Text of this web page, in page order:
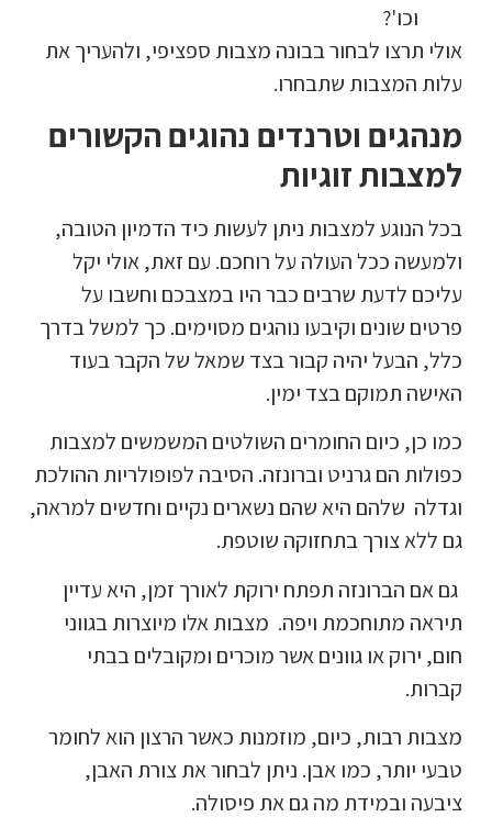
וכו'?
אולי תרצו לבחור בבונה מצבות ספציפי, ולהעריך את
עלות המצבות שתבחרו.
מנהגים וטרנדים נהוגים הקשורים
למצבות זוגיות
בכל הנוגע למצבות ניתן לעשות כיד הדמיון הטובה,
ולמעשה ככל העולה על רוחכם. עם זאת, אולי יקל
עליכם לדעת שרבים כבר היו במצבכם וחשבו על
פרטים שונים וקיבעו נוהגים מסוימים. כך למשל בדרך
כלל, הבעל יהיה קבור בצד שמאל של הקבר בעוד
האישה תמוקם בצד ימין.
כמו כן, כיום החומרים השולטים המשמשים למצבות
כפולות הם גרניט וברונזה. הסיבה לפופולריות ההולכת
וגדלה שלהם היא שהם נשארים נקיים וחדשים למראה,
גם ללא צורך בתחזוקה שוטפת.
גם אם הברונזה תפתח ירוקת לאורך זמן, היא עדיין
תיראה מתוחכמת ויפה. מצבות אלו מיוצרות בגווני
חום, ירוק או גוונים אשר מוכרים ומקובלים בבתי
קברות.
מצבות רבות, כיום, מוזמנות כאשר הרצון הוא לחומר
טבעי יותר, כמו אבן. ניתן לבחור את צורת האבן,
ציבעה ובמידת מה גם את פיסולה.